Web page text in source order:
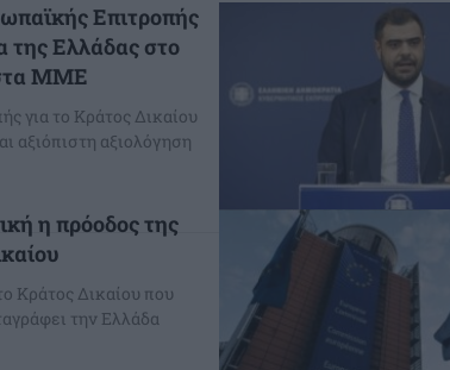
Επιτροπής
της Ελλάδας στο
στα ΜΜΕ
για το Κράτος Δικαίου
αξιόπιστη αξιολόγηση
η πρόοδος της
Κράτος Δικαίου που
την Ελλάδα